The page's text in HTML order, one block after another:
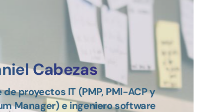
Cabezas
de proyectos IT (PMP, PMI-ACP y
Manager) e ingeniero software